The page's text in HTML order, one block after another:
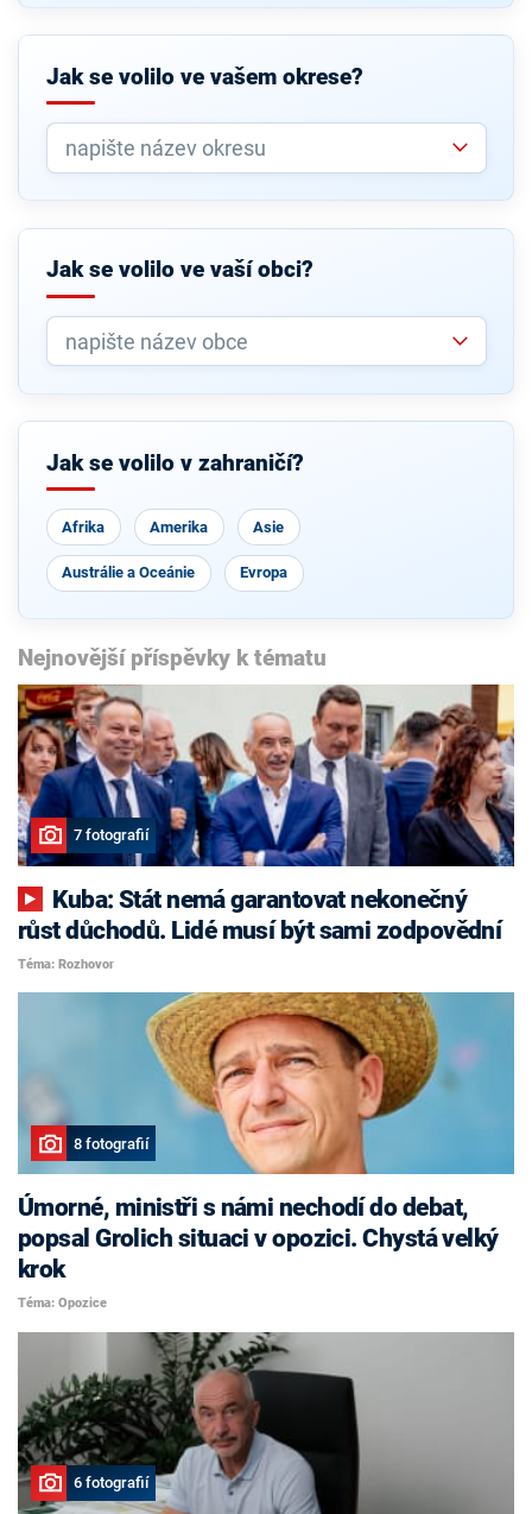
Jak se volilo ve vašem okrese?
Jak se volilo ve vaší obci?
Jak se volilo v zahraničí?
Afrika Amerika Asie
Austrálie a Oceánie Evropa
Nejnovější příspěvky k tématu
7 fotografií
růst důchodů. Lidé musí být sami zodpovědní
Téma: Rozhovor
8 fotografií
Úmorné, ministři s námi nechodí do debat,
popsal Grolich situaci v opozici. Chystá velký
krok
Téma: Opozice
6 fotografií